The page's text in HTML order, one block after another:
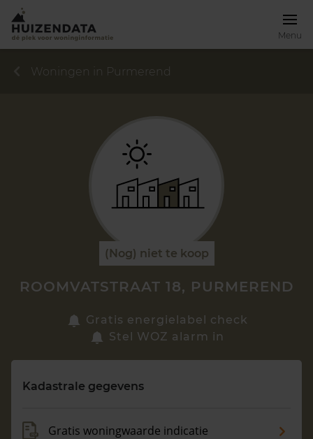
Menu
Zoek een woning
Maandag t/m vrijdag - 08:00 -18:00
Woningen in Purmerend
(Nog) niet te koop
ROOMVATSTRAAT 18, PURMEREND
Gratis energielabel check
Stel WOZ alarm in
Kadastrale gegevens
Gratis woningwaarde indicatie